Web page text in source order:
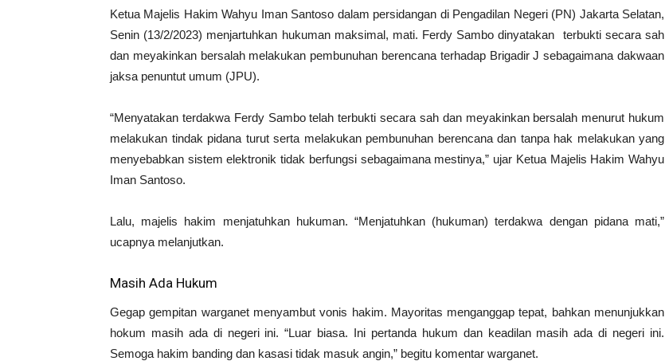
Ketua Majelis Hakim Wahyu Iman Santoso dalam persidangan di Pengadilan Negeri (PN) Jakarta Selatan,
Senin (13/2/2023) menjartuhkan hukuman maksimal, mati. Ferdy Sambo dinyatakan terbukti secara sah
dan meyakinkan bersalah melakukan pembunuhan berencana terhadap Brigadir J sebagaimana dakwaan
jaksa penuntut umum (JPU).
“Menyatakan terdakwa Ferdy Sambo telah terbukti secara sah dan meyakinkan bersalah menurut hukum
melakukan tindak pidana turut serta melakukan pembunuhan berencana dan tanpa hak melakukan yang
menyebabkan sistem elektronik tidak berfungsi sebagaimana mestinya,” ujar Ketua Majelis Hakim Wahyu
Iman Santoso.
Lalu, majelis hakim menjatuhkan hukuman. “Menjatuhkan (hukuman) terdakwa dengan pidana mati,”
ucapnya melanjutkan.
Masih Ada Hukum
Gegap gempitan warganet menyambut vonis hakim. Mayoritas menganggap tepat, bahkan menunjukkan
hokum masih ada di negeri ini. “Luar biasa. Ini pertanda hukum dan keadilan masih ada di negeri ini.
Semoga hakim banding dan kasasi tidak masuk angin,” begitu komentar warganet.